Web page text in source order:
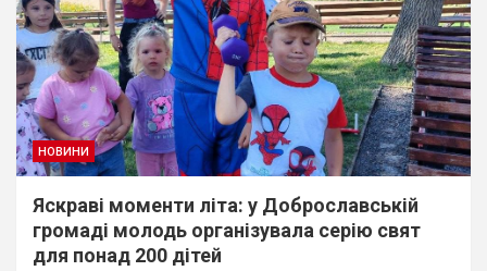
НОВИНИ
Яскраві моменти літа: у Доброславській
громаді молодь організувала серію свят
для понад 200 дітей